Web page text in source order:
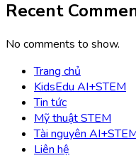
Recent
No comments to show.
Trang chủ
KidsEdu AI+STEM
Tin tức
Mỹ thuật STEM
Tài nguyên
Liên hệ